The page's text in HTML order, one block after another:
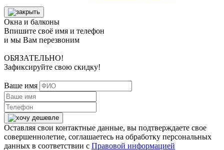
Окна и балконы
Впишите своё имя и телефон
и мы Вам перезвоним
ОБЯЗАТЕЛЬНО!
Зафиксируйте свою скидку!
Ваше имя
Оставляя свои контактные данные, вы подтверждаете свое
совершеннолетие, соглашаетесь на обработку персональных
данных в соответствии с Правовой информацией